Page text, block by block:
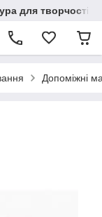
для творчості
Допоміжні